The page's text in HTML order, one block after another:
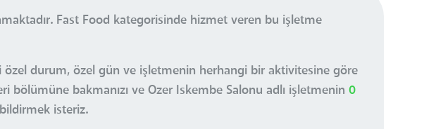
Fast Food kategorisinde hizmet veren bu işletme
özel durum, özel gün ve işletmenin herhangi bir aktivitesine göre
bölümüne bakmanızı ve Ozer Iskembe Salonu adlı işletmenin 0
isteriz.